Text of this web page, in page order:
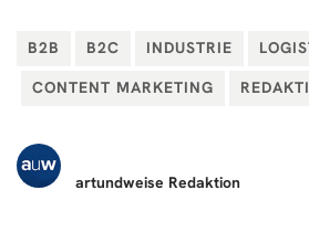
B2B B2C INDUSTRIE
CONTENT MARKETING
artundweise Redaktion